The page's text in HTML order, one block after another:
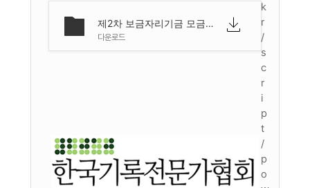
k
r
/
s
c
r
i
p
t
/
p
o
제2차 보금자리기금 모금사업 안내문 및 약정서.hwp
다운로드